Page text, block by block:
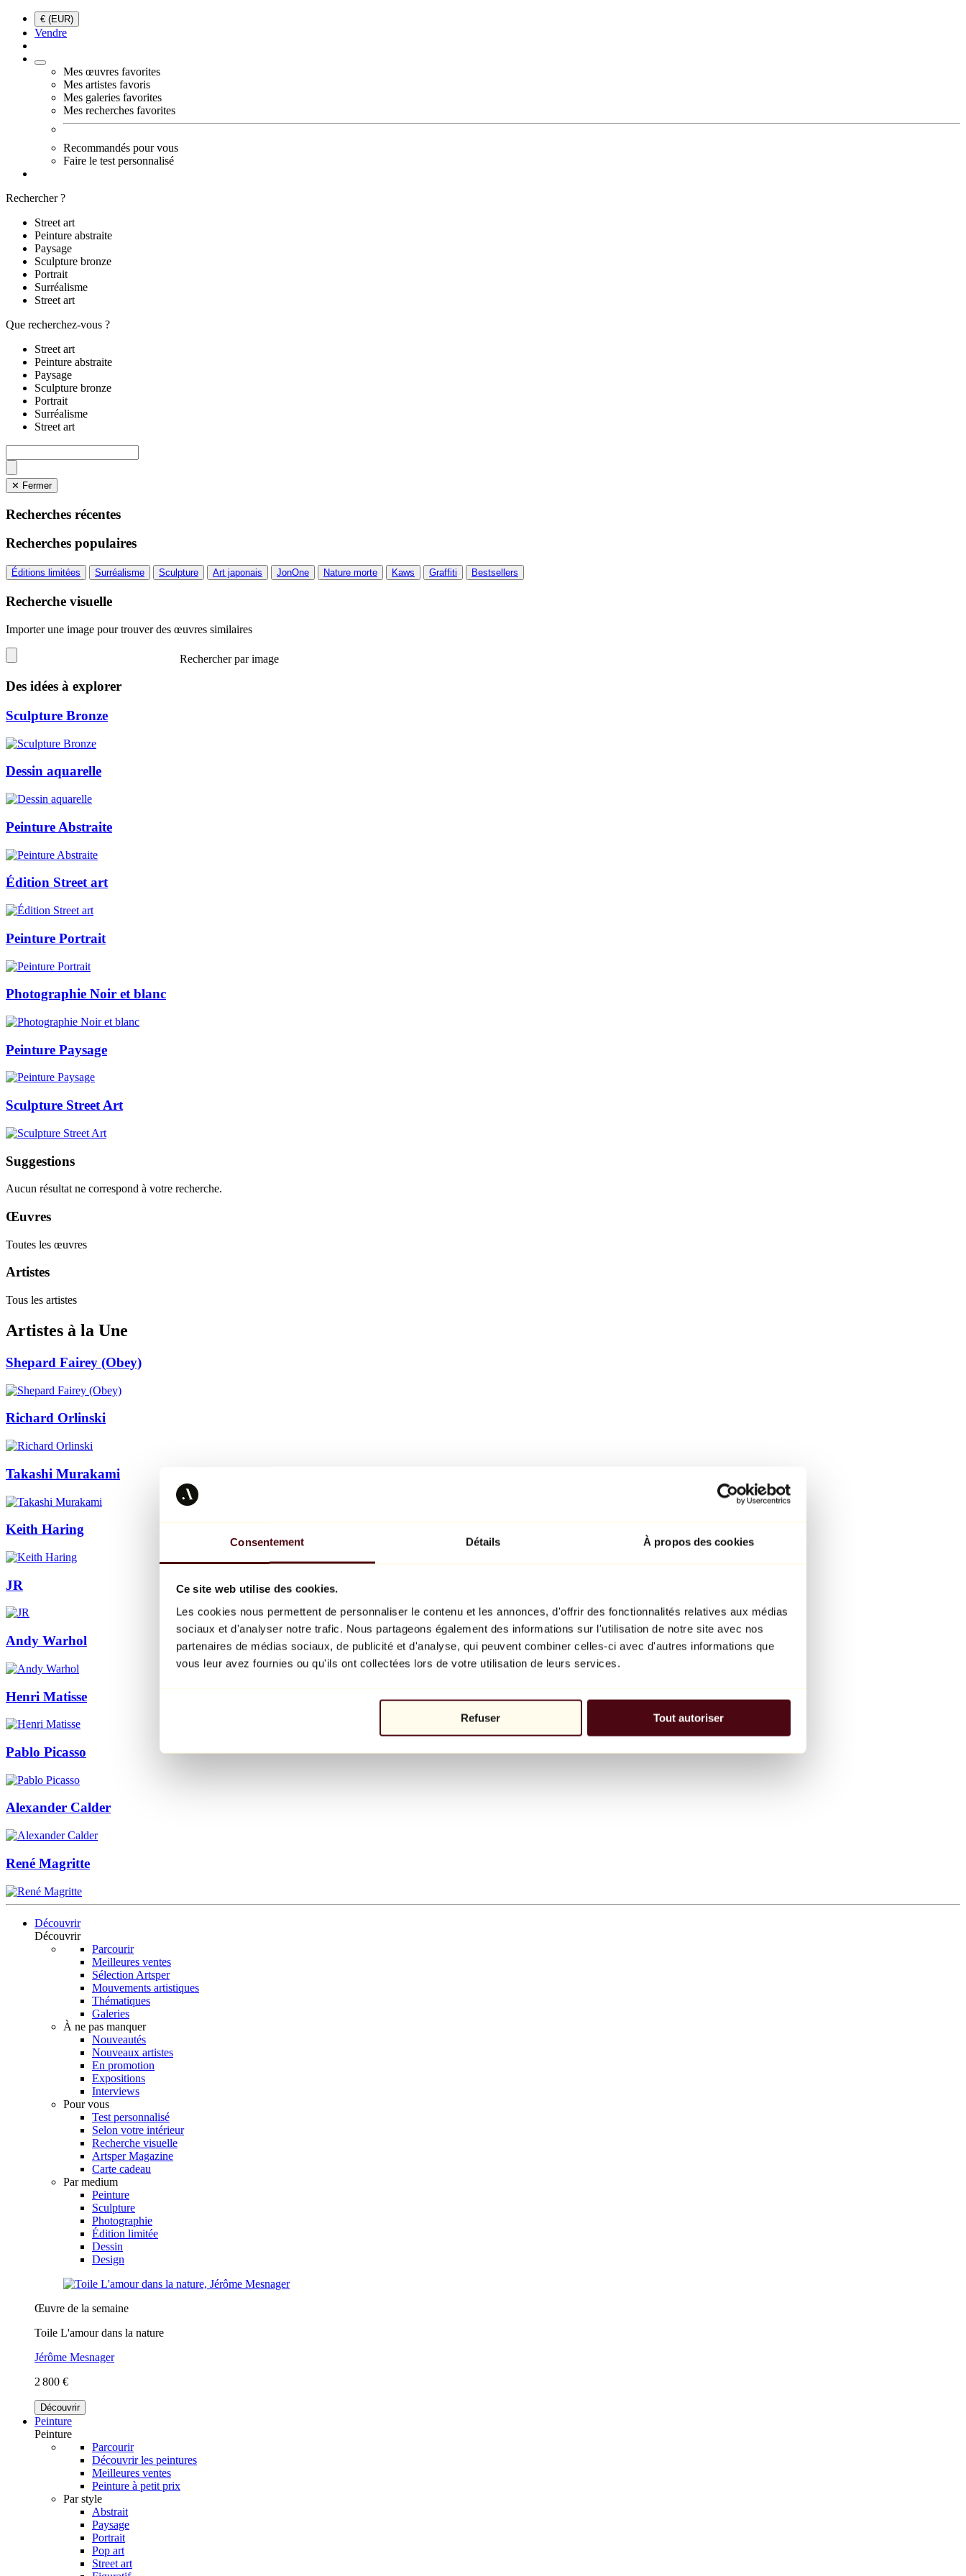
Consentement Détails À propos des cookies
Ce site web utilise des cookies.
Les cookies nous permettent de personnaliser le contenu et les annonces, d'offrir des fonctionnalités relatives aux médias
sociaux et d'analyser notre trafic. Nous partageons également des informations sur l'utilisation de notre site avec nos
partenaires de médias sociaux, de publicité et d'analyse, qui peuvent combiner celles-ci avec d'autres informations que
vous leur avez fournies ou qu'ils ont collectées lors de votre utilisation de leurs services.
Refuser Tout autoriser
€ (EUR)
Vendre
Mes œuvres favorites
Mes artistes favoris
Mes galeries favorites
Mes recherches favorites
Recommandés pour vous
Faire le test personnalisé
Rechercher ?
Street art
Peinture abstraite
Paysage
Sculpture bronze
Portrait
Surréalisme
Street art
Que recherchez-vous ?
Street art
Peinture abstraite
Paysage
Sculpture bronze
Portrait
Surréalisme
Street art
✕ Fermer
Recherches récentes
Recherches populaires
Éditions limitées Surréalisme Sculpture Art japonais JonOne Nature morte Kaws Graffiti Bestsellers
Recherche visuelle
Importer une image pour trouver des œuvres similaires
Rechercher par image
Des idées à explorer
Sculpture Bronze
Dessin aquarelle
Peinture Abstraite
Édition Street art
Peinture Portrait
Photographie Noir et blanc
Peinture Paysage
Sculpture Street Art
Suggestions
Aucun résultat ne correspond à votre recherche.
Œuvres
Toutes les œuvres
Artistes
Tous les artistes
Artistes à la Une
Shepard Fairey (Obey)
Richard Orlinski
Takashi Murakami
Keith Haring
JR
Andy Warhol
Henri Matisse
Pablo Picasso
Alexander Calder
René Magritte
Découvrir
Découvrir
Parcourir
Meilleures ventes
Sélection Artsper
Mouvements artistiques
Thématiques
Galeries
À ne pas manquer
Nouveautés
Nouveaux artistes
En promotion
Expositions
Interviews
Pour vous
Test personnalisé
Selon votre intérieur
Recherche visuelle
Artsper Magazine
Carte cadeau
Par medium
Peinture
Sculpture
Photographie
Édition limitée
Dessin
Design
Œuvre de la semaine
Toile L'amour dans la nature
Jérôme Mesnager
2 800 €
Découvrir
Peinture
Peinture
Parcourir
Découvrir les peintures
Meilleures ventes
Peinture à petit prix
Par style
Abstrait
Paysage
Portrait
Pop art
Street art